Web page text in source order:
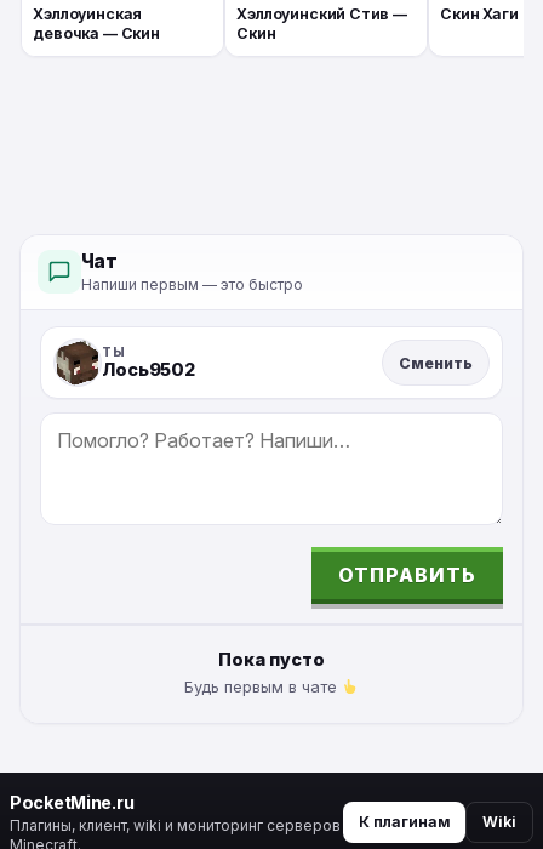
Хэллоуинская
девочка — Скин
Хэллоуинский Стив —
Скин
Скин Хаги
Чат
Напиши первым — это быстро
ТЫ
Лось9502 Сменить
СООБЩЕНИЕ
ОТПРАВИТЬ
Пока пусто
Будь первым в чате
PocketMine.ru
Плагины, клиент, wiki и мониторинг серверов
Minecraft.
К плагинам Wiki